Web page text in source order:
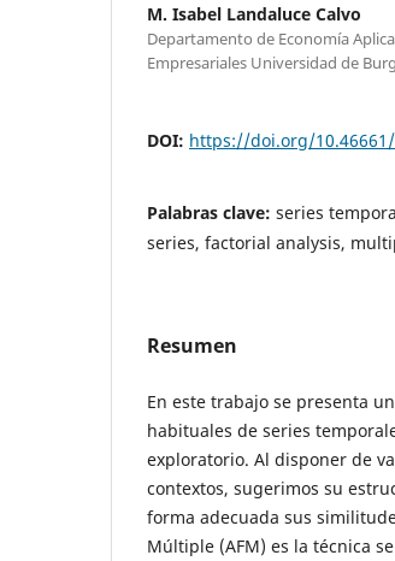
M. Isabel Landaluce Calvo
Departamento de Economía
Empresariales Universidad de
DOI: https://doi.org/
Palabras clave: series
series, factorial analysis,
Resumen
En este trabajo se presenta
habituales de series
exploratorio. Al disponer de
contextos, sugerimos su
forma adecuada sus
Múltiple (AFM) es la técnica